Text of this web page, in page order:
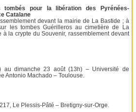
tombés pour la libération des Pyrénées-
Catalane
devant la mairie de La Bastide ; à
les tombes Guérilleros au cimetière de La
à la crypte du Souvenir, rassemblement devant
au dimanche 23 août (13h) – Université de
Antonio Machado – Toulouse.
Le Plessis-Pâté – Bretigny-sur-Orge.